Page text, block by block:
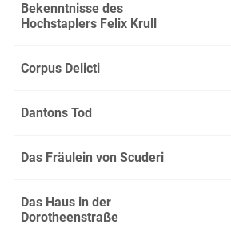
Bekenntnisse des
Hochstaplers Felix Krull
Corpus Delicti
Dantons Tod
Das Fräulein von Scuderi
Das Haus in der
Dorotheenstraße